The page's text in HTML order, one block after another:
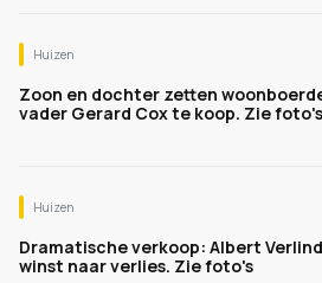
Huizen
Zoon en dochter zetten
vader Gerard Cox te koop. Zie foto's
Huizen
Dramatische verkoop: Albert
winst naar verlies. Zie foto's